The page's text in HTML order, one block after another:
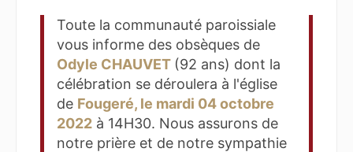
Toute la communauté paroissiale
vous informe des obsèques de
Odyle CHAUVET (92 ans) dont la
célébration se déroulera à l'église
de Fougeré, le mardi 04 octobre
2022 à 14H30. Nous assurons de
notre prière et de notre sympathie